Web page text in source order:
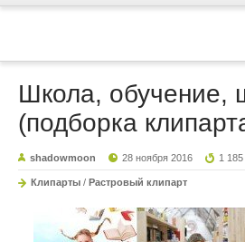
Школа, обучение,
(подборка
shadowmoon 28 ноября 2016 1 185
Клипарты / Растровый клипарт